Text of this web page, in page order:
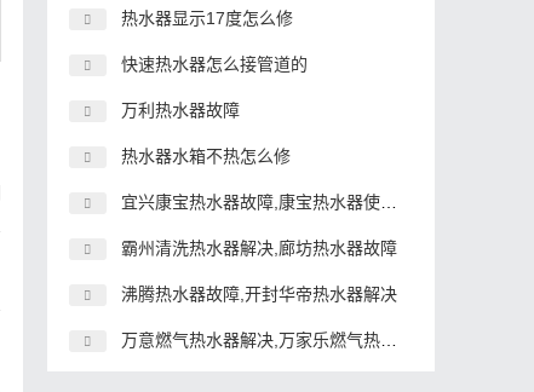
热水器显示17度怎么修
快速热水器怎么接管道的
万利热水器故障
热水器水箱不热怎么修
宜兴康宝热水器故障,康宝热水器使用图解
霸州清洗热水器解决,廊坊热水器故障
沸腾热水器故障,开封华帝热水器解决
万意燃气热水器解决,万家乐燃气热水器怎么样